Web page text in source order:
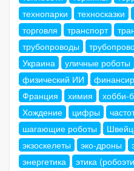
технопарки
техносказки
торговля
транспорт
трубопроводы
Украина
уличные роботы
физический ИИ
Франция
химия хобби-
Хождение
цифры
шагающие роботы
экзоскелеты
эко-дроны
энергетика
этика